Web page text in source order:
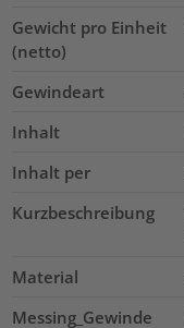
Gewicht pro Einheit
(netto)
Gewindeart
Inhalt
Inhalt per
Kurzbeschreibung
Material
Messing_Gewinde